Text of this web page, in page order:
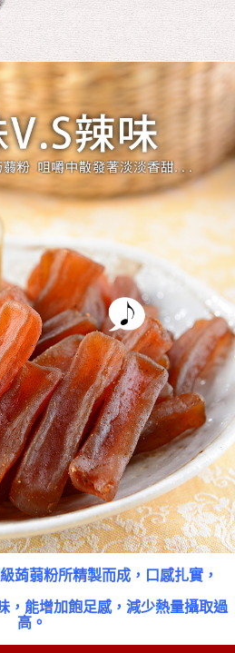
蒟蒻粉所精製而成，口感扎實，
，能增加飽足感，減少熱量攝取過
高。